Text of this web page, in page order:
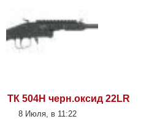
ТК 504Н черн.оксид 22LR
8 Июля, в 11:22